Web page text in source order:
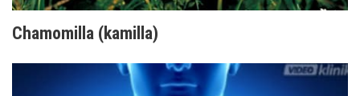
Chamomilla (kamilla)